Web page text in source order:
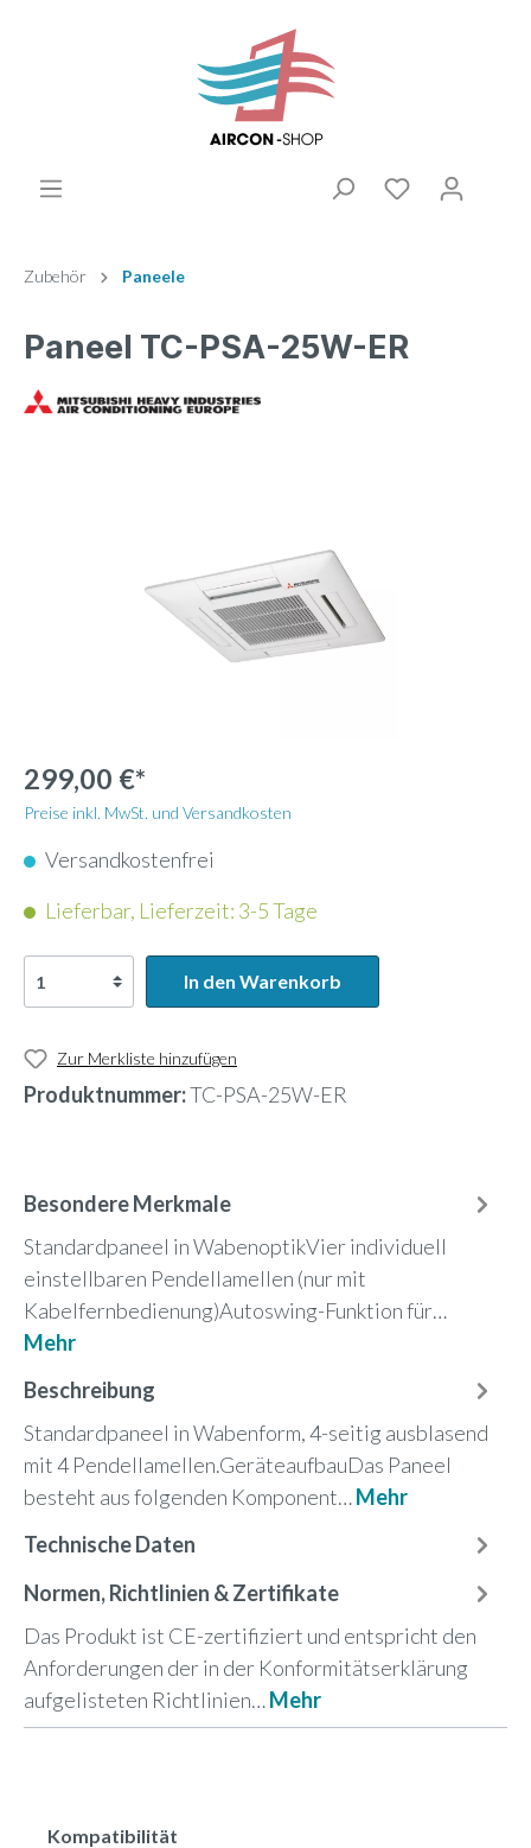
Zubehör Paneele
Paneel TC-PSA-25W-ER
299,00 €*
Preise inkl. MwSt. und Versandkosten
Versandkostenfrei
Lieferbar, Lieferzeit: 3-5 Tage
In den Warenkorb
Zur Merkliste hinzufügen
Produktnummer:TC-PSA-25W-ER
Besondere Merkmale
Standardpaneel in WabenoptikVier individuell
einstellbaren Pendellamellen (nur mit
Kabelfernbedienung)Autoswing-Funktion für…
Mehr
Beschreibung
Standardpaneel in Wabenform, 4-seitig ausblasend
mit 4 Pendellamellen.GeräteaufbauDas Paneel
besteht aus folgenden Komponent…Mehr
Technische Daten
Normen, Richtlinien & Zertifikate
Das Produkt ist CE-zertifiziert und entspricht den
Anforderungen der in der Konformitätserklärung
aufgelisteten Richtlinien…Mehr
Kompatibilität